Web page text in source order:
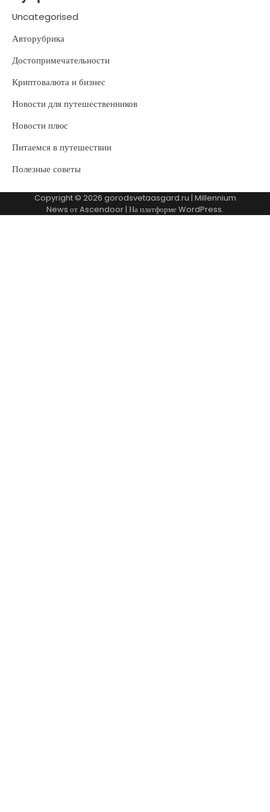
Uncategorised
Авторубрика
Достопримечательности
Криптовалюта и бизнес
Новости для путешественников
Новости плюс
Питаемся в путешествии
Полезные советы
Copyright © 2026 gorodsvetaasgard.ru | Millennium
News отAscendoor| На платформеWordPress.